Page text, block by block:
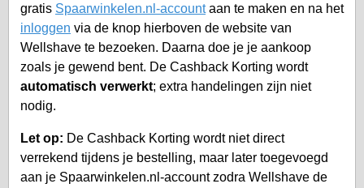
gratis Spaarwinkelen.nl-accountaan te maken en na het
inloggen via de knop hierboven de website van
Wellshave te bezoeken. Daarna doe je je aankoop
zoals je gewend bent. De Cashback Korting wordt
automatisch verwerkt; extra handelingen zijn niet
nodig.
Let op: De Cashback Korting wordt niet direct
verrekend tijdens je bestelling, maar later toegevoegd
aan je Spaarwinkelen.nl-accountzodra Wellshave de